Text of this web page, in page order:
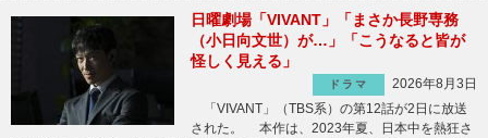
日曜劇場「VIVANT」「まさか長野専務
（小日向文世）が…」「こうなると皆が
怪しく見える」
ドラマ
2026年8月3日
「VIVANT」（TBS系）の第12話が2日に放送
された。 本作は、2023年夏、日本中を熱狂さ